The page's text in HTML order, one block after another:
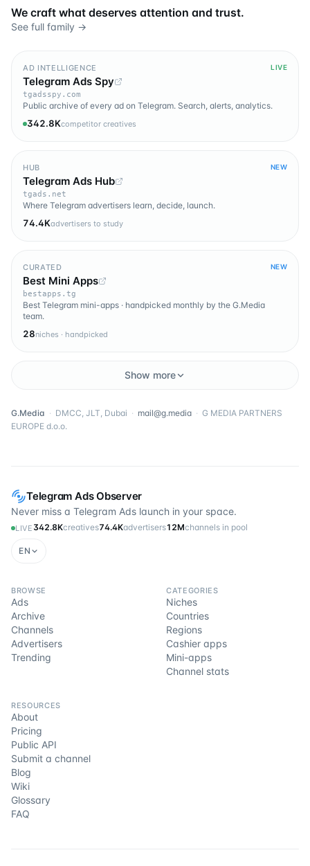
Telegram Ads Observer
Never miss a Telegram Ads launch in your space.
LIVE 342.8Kcreatives74.4Kadvertisers12Mchannels in pool
EN
BROWSE
Ads
Archive
Channels
Advertisers
Trending
CATEGORIES
Niches
Countries
Regions
Cashier apps
Mini-apps
Channel stats
RESOURCES
About
Pricing
Public API
Submit a channel
Blog
Wiki
Glossary
FAQ
We craft what deserves attention and trust.
See full family →
AD INTELLIGENCE LIVE
Telegram Ads Spy
tgadsspy.com
Public archive of every ad on Telegram. Search, alerts, analytics.
342.8Kcompetitor creatives
HUB NEW
Telegram Ads Hub
tgads.net
Where Telegram advertisers learn, decide, launch.
74.4Kadvertisers to study
CURATED NEW
Best Mini Apps
bestapps.tg
Best Telegram mini-apps · handpicked monthly by the G.Media
team.
28niches · handpicked
Show more
G.Media · DMCC, JLT, Dubai · mail@g.media · G MEDIA PARTNERS
EUROPE d.o.o.